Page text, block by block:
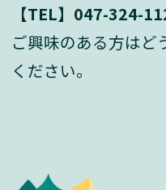
【TEL】047-324-
ご興味のある方はど
ください。